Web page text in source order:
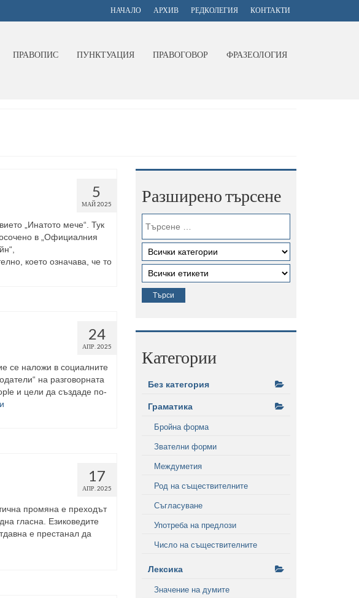
НАЧАЛО АРХИВ РЕДКОЛЕГИЯ КОНТАКТИ
ПРАВОПИС ПУНКТУАЦИЯ ПРАВОГОВОР ФРАЗЕОЛОГИЯ
5
МАЙ 2025
„Инатото мече“. Тук
в „Официалния
което означава, че то
24
АПР. 2025
се наложи в социалните
на разговорната
и цели да създаде по-
17
АПР. 2025
промяна е преходът
гласна. Езиковедите
е престанал да
Разширено търсене
Категории
Без категория
Граматика
Бройна форма
Звателни форми
Междуметия
Род на съществителните
Съгласуване
Употреба на предлози
Число на съществителните
Лексика
Значение на думите